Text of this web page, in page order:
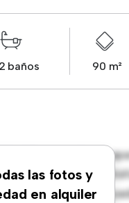
2 baños 90 m²
las fotos y
en alquiler
Este moderno
El diseño
está